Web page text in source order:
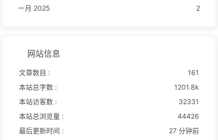
一月 2025
2
网站信息
文章数目 :
161
本站总字数 :
1201.8k
本站访客数 :
32331
本站总浏览量 :
44426
最后更新时间 :
27 分钟前